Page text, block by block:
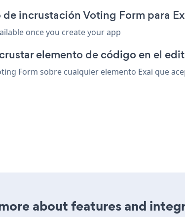
incrustación Voting Form para
once you create your app
elemento de código en el
Form sobre cualquier elemento Exai que
about features and